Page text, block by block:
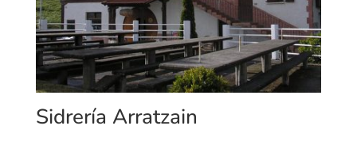
Sidrería Arratzain